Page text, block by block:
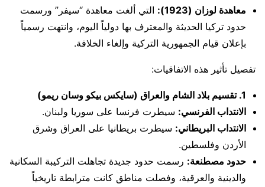
معاهدة لوزان (1923):
التي ألغت معاهدة “سيفر” ورسمت
حدود تركيا الحديثة والمعترف بها دولياً اليوم، وانتهت رسمياً
بإعلان قيام الجمهورية التركية وإلغاء الخلافة.
تفصيل تأثير هذه الاتفاقيات:
1. تقسيم بلاد الشام والعراق (سايكس بيكو وسان ريمو)
الانتداب الفرنسي: سيطرت فرنسا على سوريا ولبنان.
الانتداب البريطاني: سيطرت بريطانيا على العراق وشرق
الأردن وفلسطين.
حدود مصطنعة: رسمت حدود جديدة تجاهلت التركيبة السكانية
والدينية والعرقية، وفصلت مناطق كانت مترابطة تاريخياً